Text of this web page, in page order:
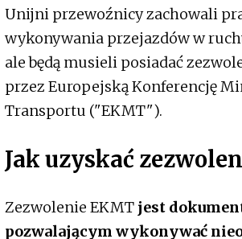
Unijni przewoźnicy zachowali
wykonywania przejazdów w
ale będą musieli posiadać
przez Europejską Konferencję
Transportu ("EKMT").
Jak uzyskać
Zezwolenie EKMT jest
pozwalającym wykonywać